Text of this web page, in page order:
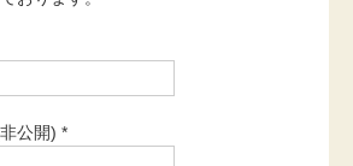
公開) *